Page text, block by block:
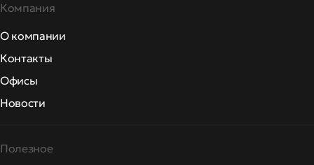
Компания
О компании
Контакты
Офисы
Новости
Полезное